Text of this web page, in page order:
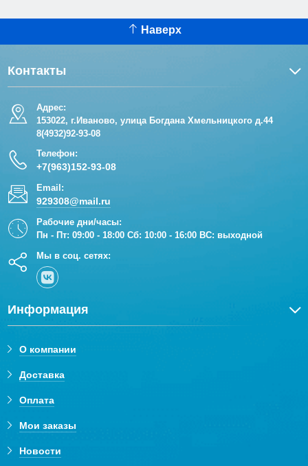
Наверх
Контакты
Адрес:
153022, г.Иваново, улица Богдана Хмельницкого д.44
8(4932)92-93-08
Телефон:
+7(963)152-93-08
Email:
929308@mail.ru
Рабочие дни/часы:
Пн - Пт: 09:00 - 18:00 Сб: 10:00 - 16:00 ВС: выходной
Мы в соц. сетях:
Информация
О компании
Доставка
Оплата
Мои заказы
Новости